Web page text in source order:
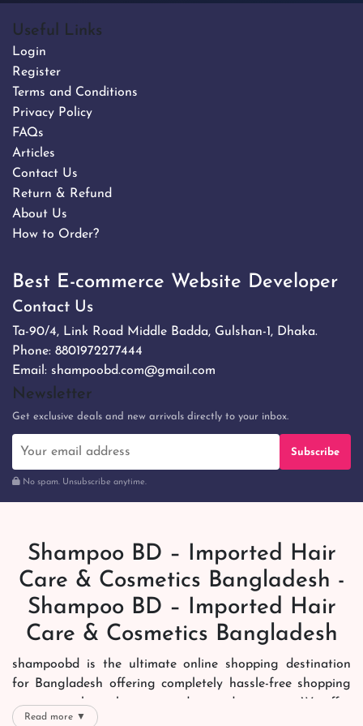
Useful Links
Login
Register
Terms and Conditions
Privacy Policy
FAQs
Articles
Contact Us
Return & Refund
About Us
How to Order?
Best E-commerce Website Developer
Contact Us
Ta-90/4, Link Road Middle Badda, Gulshan-1, Dhaka.
Phone: 8801972277444
Email: shampoobd.com@gmail.com
Newsletter
Get exclusive deals and new arrivals directly to your inbox.
Subscribe
No spam. Unsubscribe anytime.
Shampoo BD – Imported Hair
Care & Cosmetics Bangladesh -
Shampoo BD – Imported Hair
Care & Cosmetics Bangladesh
shampoobd is the ultimate online shopping destination
for Bangladesh offering completely hassle-free shopping
experience through secure and trusted gateways. We offer
you trendy and reliable shopping with all your preferred
Read more ▼